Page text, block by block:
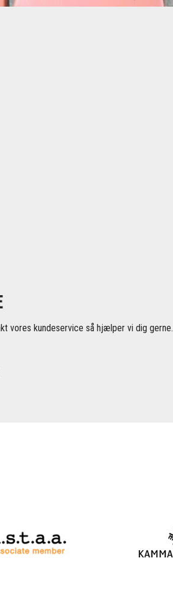
vores kundeservice så hjælper vi dig gerne.